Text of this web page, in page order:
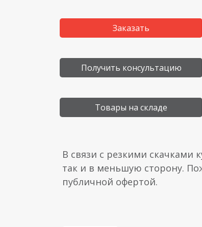
Заказать
Получить консультацию
Товары на складе
В связи с резкими скачками
так и в меньшую сторону.
публичной офертой.